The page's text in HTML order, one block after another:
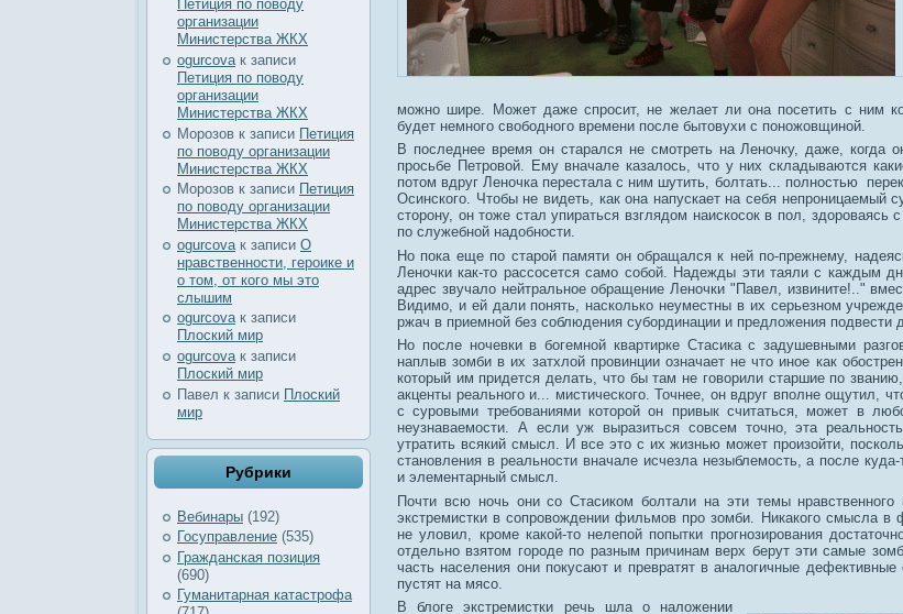
Петиция по поводу
организации
Министерства ЖКХ
ogurcova к записи
Петиция по поводу
организации
Министерства ЖКХ
Морозов к записи Петиция
по поводу организации
Министерства ЖКХ
Морозов к записи Петиция
по поводу организации
Министерства ЖКХ
ogurcova к записи О
нравственности, героике и
о том, от кого мы это
слышим
ogurcovaк записи
Плоский мир
ogurcova к записи
Плоский мир
Павел к записи Плоский
мир
Рубрики
Вебинары (192)
Госуправление (535)
Гражданская позиция
(690)
Гуманитарная катастрофа
можно шире. Может даже спросит, не желает ли она посетить с ним
будет немного свободного времени после бытовухи с поножовщиной.
В последнее время он старался не смотреть на Леночку, даже, когда
просьбе Петровой. Ему вначале казалось, что у них складываются
потом вдруг Леночка перестала с ним шутить, болтать... полностью
Осинского. Чтобы не видеть, как она напускает на себя непроницаемый
сторону, он тоже стал упираться взглядом наискосок в пол, здороваясь
по служебной надобности.
Но пока еще по старой памяти он обращался к ней по-прежнему,
Леночки как-то рассосется само собой. Надежды эти таяли с каждым
адрес звучало нейтральное обращение Леночки "Павел, извините!.."
Видимо, и ей дали понять, насколько неуместны в их серьезном
ржач в приемной без соблюдения субординации и предложения подвести
Но после ночевки в богемной квартирке Стасика с задушевными
наплыв зомби в их затхлой провинции означает не что иное как
который им придется делать, что бы там не говорили старшие по
акценты реального и... мистического. Точнее, он вдруг вполне ощутил,
с суровыми требованиями которой он привык считаться, может в
неузнаваемости. А если уж выразиться совсем точно, эта
утратить всякий смысл. И все это с их жизнью может произойти,
становления в реальности вначале исчезла незыблемость, а после
и элементарный смысл.
Почти всю ночь они со Стасиком болтали на эти темы нравственного
экстремистки в сопровождении фильмов про зомби. Никакого смысла
не уловил, кроме какой-то нелепой попытки прогнозирования
отдельно взятом городе по разным причинам верх берут эти самые
часть населения они покусают и превратят в аналогичные
пустят на мясо.
В блоге экстремистки речь шла о наложении